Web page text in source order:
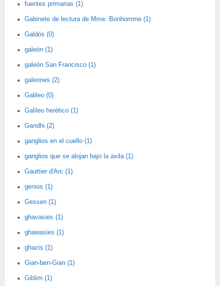
fuentes primarias (1)
Gabinete de lectura de Mme. Bonhomme (1)
Galdós (0)
galeón (1)
galeón San Francisco (1)
galeones (2)
Galileo (0)
Galileo herético (1)
Gandhi (2)
ganglios en el cuello (1)
ganglios que se alojan bajo la axila (1)
Gauttier d'Arc (1)
genios (1)
Gessen (1)
ghavasies (1)
ghawasies (1)
ghazis (1)
Gian-ben-Gian (1)
Giblim (1)